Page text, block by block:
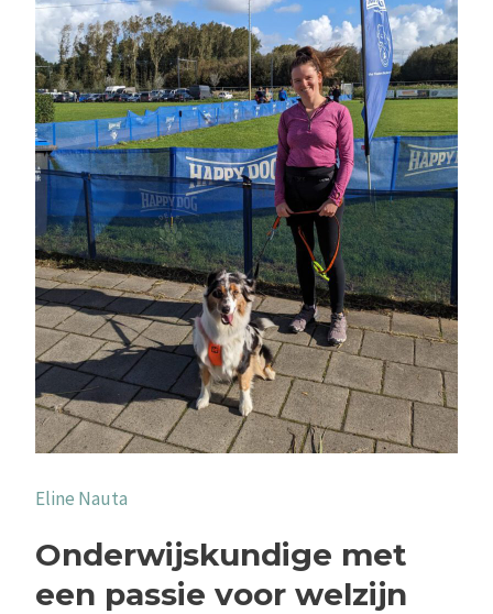
Eline Nauta
Onderwijskundige met
een passie voor welzijn